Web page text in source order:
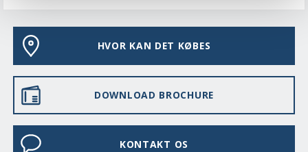
HVOR KAN DET KØBES
DOWNLOAD BROCHURE
KONTAKT OS